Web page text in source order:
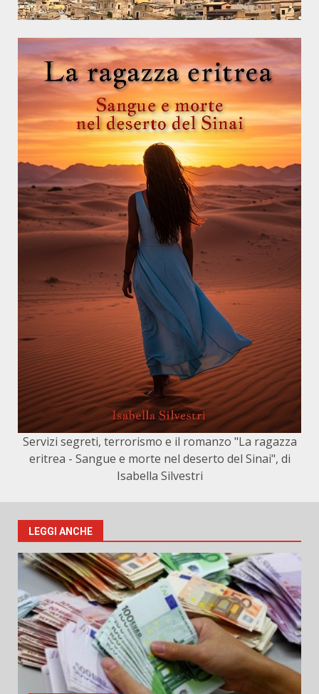
Servizi segreti, terrorismo e il romanzo "La ragazza
eritrea - Sangue e morte nel deserto del Sinai", di
Isabella Silvestri
LEGGI ANCHE